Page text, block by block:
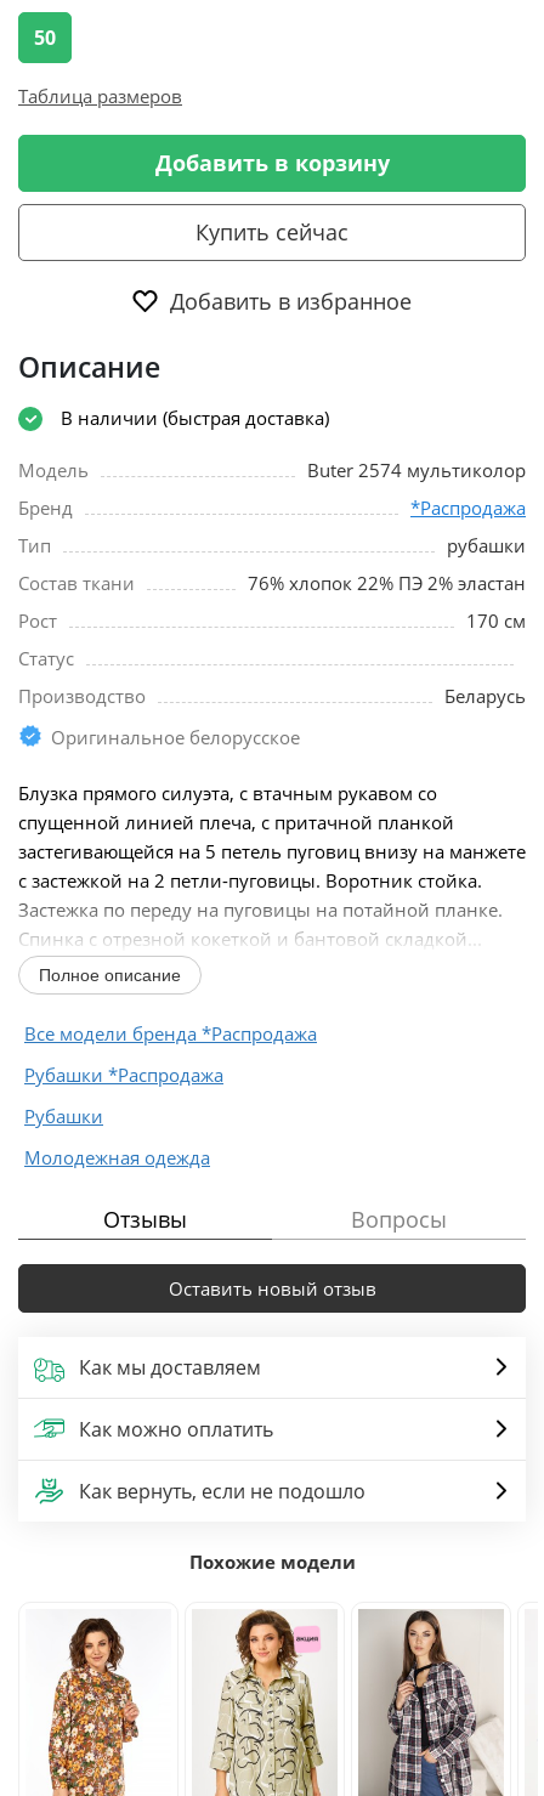
50
Таблица размеров
Добавить в корзину
Купить сейчас
Добавить в избранное
Описание
В наличии (быстрая доставка)
Модель
Buter 2574 мультиколор
Бренд
*Распродажа
Тип
рубашки
Состав ткани
76% хлопок 22% ПЭ 2% эластан
Рост
170 см
Статус
Производство
Беларусь
Оригинальное белорусское
Блузка прямого силуэта, с втачным рукавом со
спущенной линией плеча, с притачной планкой
застегивающейся на 5 петель пуговиц внизу на манжете
с застежкой на 2 петли-пуговицы. Воротник стойка.
Застежка по переду на пуговицы на потайной планке.
Спинка с отрезной кокеткой и бантовой складкой...
Полное описание
Все модели бренда *Распродажа
Рубашки *Распродажа
Рубашки
Молодежная одежда
Отзывы Вопросы
Оставить новый отзыв
Как мы доставляем
Как можно оплатить
Как вернуть, если не подошло
Похожие модели